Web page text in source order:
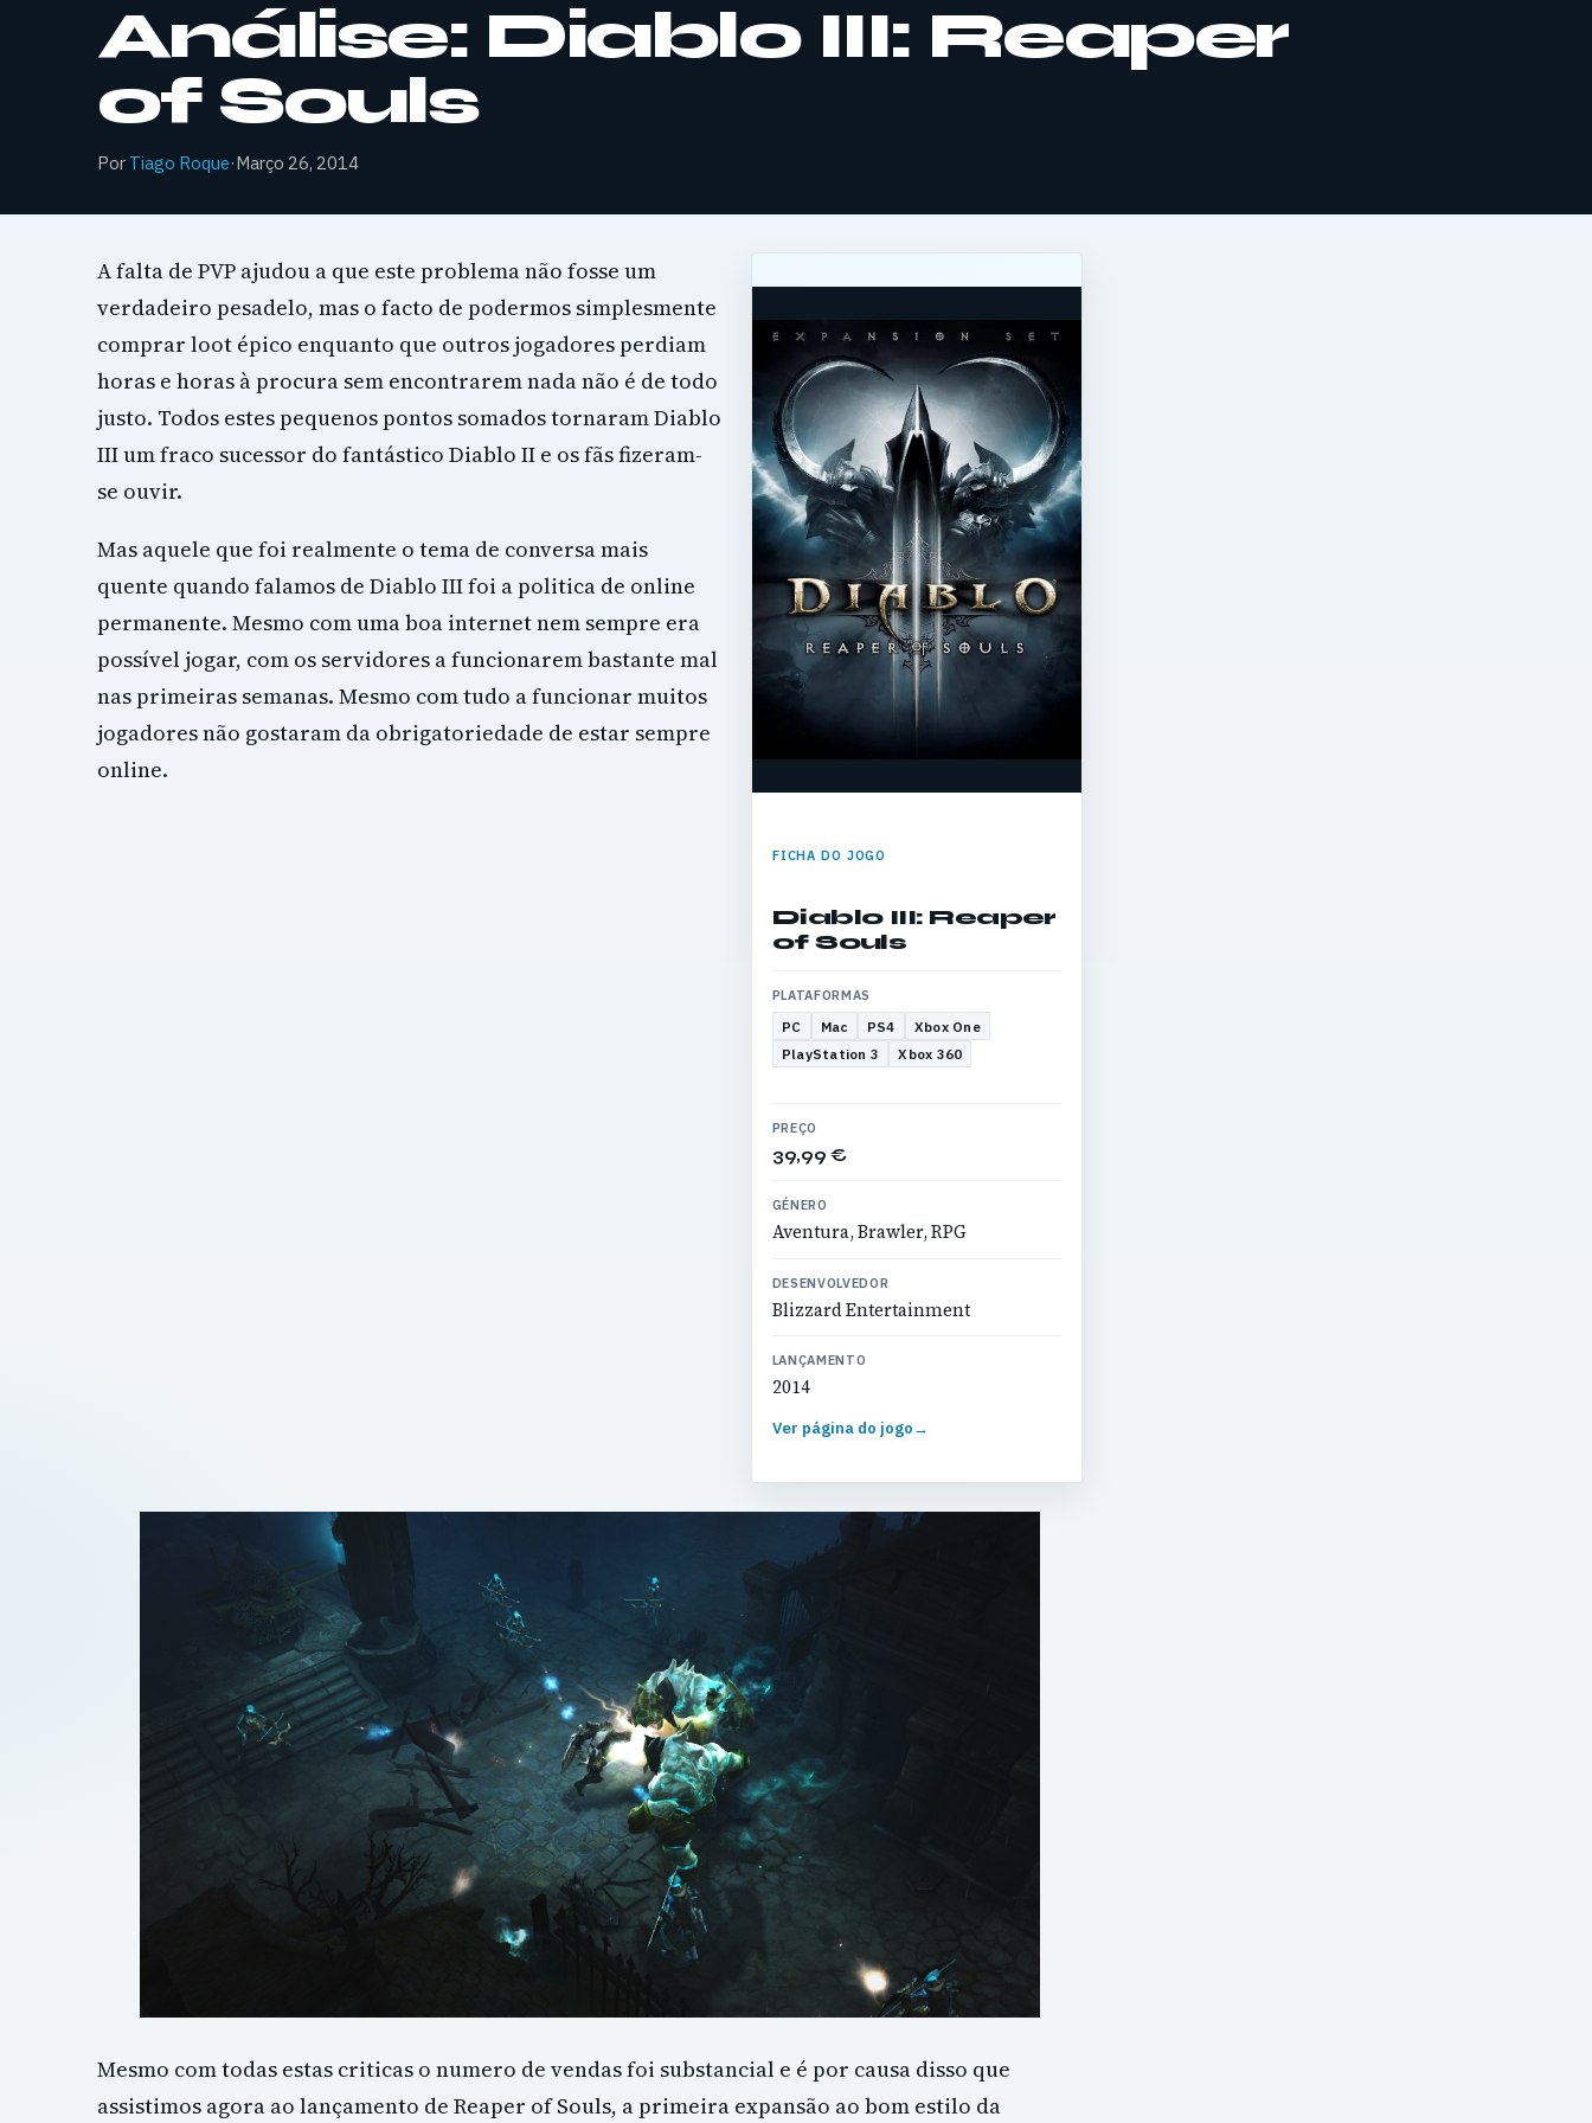
Análise: Diablo III: Reaper
of Souls
Por Tiago Roque·Março 26, 2014
FICHA DO JOGO
Diablo III: Reaper
of Souls
PLATAFORMAS
PC Mac PS4
Xbox One
PlayStation 3
Xbox 360
PREÇO
39,99 €
GÉNERO
Aventura, Brawler, RPG
DESENVOLVEDOR
Blizzard Entertainment
LANÇAMENTO
2014
Ver página do jogo→
A falta de PVP ajudou a que este problema não fosse um
verdadeiro pesadelo, mas o facto de podermos simplesmente
comprar loot épico enquanto que outros jogadores perdiam
horas e horas à procura sem encontrarem nada não é de todo
justo. Todos estes pequenos pontos somados tornaram Diablo
III um fraco sucessor do fantástico Diablo II e os fãs fizeram-
se ouvir.
Mas aquele que foi realmente o tema de conversa mais
quente quando falamos de Diablo III foi a politica de online
permanente. Mesmo com uma boa internet nem sempre era
possível jogar, com os servidores a funcionarem bastante mal
nas primeiras semanas. Mesmo com tudo a funcionar muitos
jogadores não gostaram da obrigatoriedade de estar sempre
online.
Mesmo com todas estas criticas o numero de vendas foi substancial e é por causa disso que
assistimos agora ao lançamento de Reaper of Souls, a primeira expansão ao bom estilo da